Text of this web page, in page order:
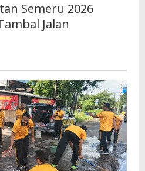
Polresta
Semeru 2026
Jalan